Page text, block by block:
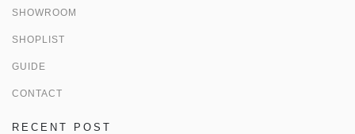
SHOWROOM
SHOPLIST
GUIDE
CONTACT
RECENT POST